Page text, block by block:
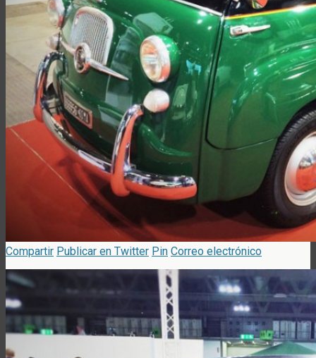
Compartir Publicar en Twitter Pin Correo electrónico